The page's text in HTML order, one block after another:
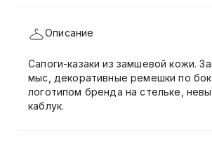
Описание
Сапоги-казаки из замшевой кожи.
мыс, декоративные ремешки по
логотипом бренда на стельке,
каблук.